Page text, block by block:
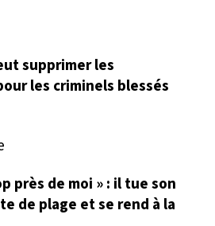
supprimer les
les criminels blessés
près de moi » : il tue son
de plage et se rend à la